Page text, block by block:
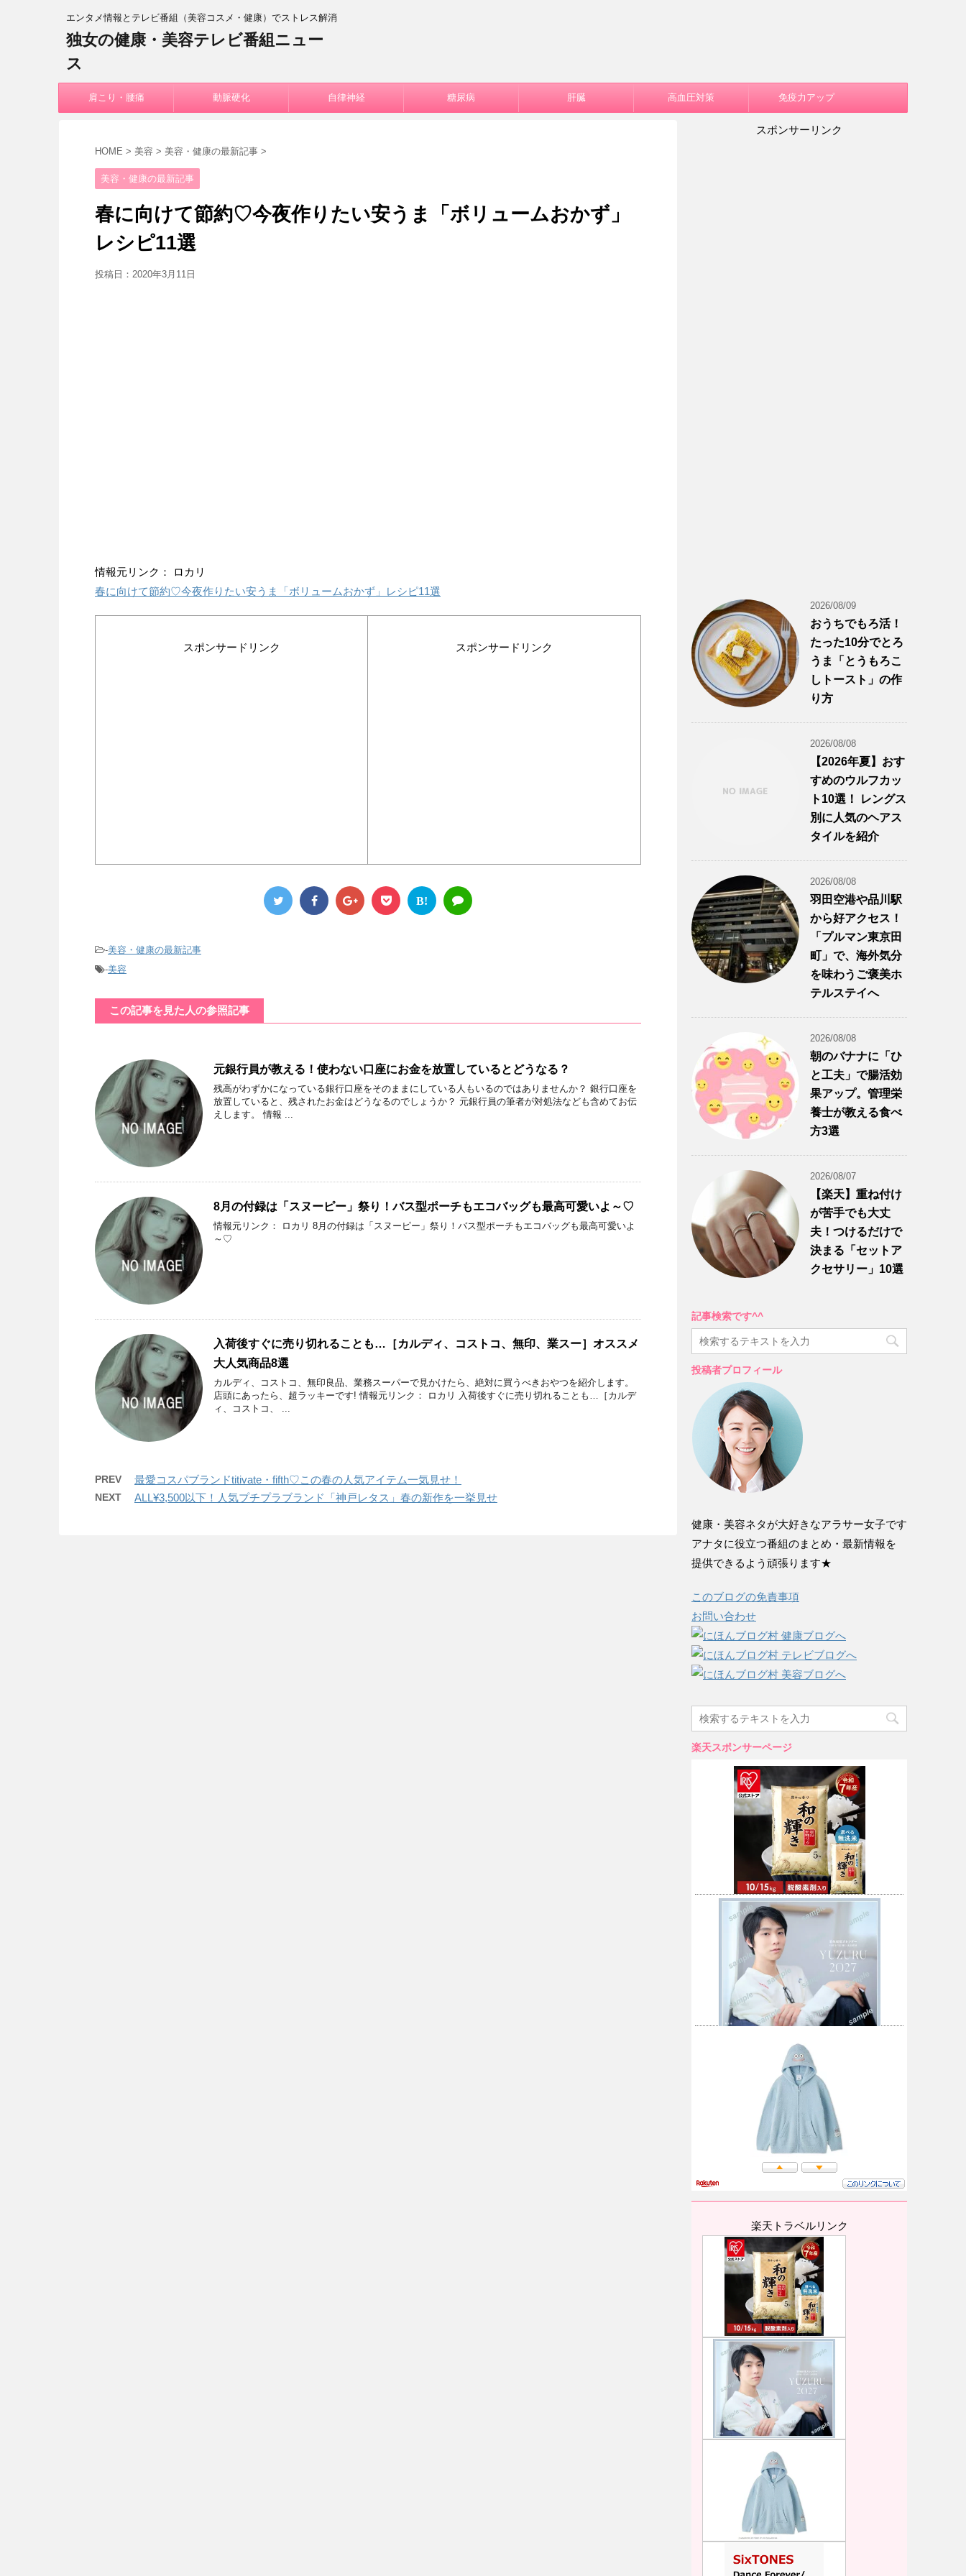
エンタメ情報とテレビ番組（美容コスメ・健康）でストレス解消
独女の健康・美容テレビ番組ニュー
ス
肩こり・腰痛 動脈硬化 自律神経 糖尿病 肝臓 高血圧対策 免疫力アップ
HOME > 美容 > 美容・健康の最新記事 >
美容・健康の最新記事
春に向けて節約♡今夜作りたい安うま「ボリュームおかず」
レシピ11選
投稿日： 2020年3月11日
情報元リンク： ロカリ
春に向けて節約♡今夜作りたい安うま「ボリュームおかず」レシピ11選
スポンサードリンク スポンサードリンク
B!
-美容・健康の最新記事
-美容
この記事を見た人の参照記事
元銀行員が教える！使わない口座にお金を放置しているとどうなる？
残高がわずかになっている銀行口座をそのままにしている人もいるのではありませんか？ 銀行口座を
放置していると、残されたお金はどうなるのでしょうか？ 元銀行員の筆者が対処法なども含めてお伝
えします。 情報 ...
8月の付録は「スヌーピー」祭り！バス型ポーチもエコバッグも最高可愛いよ～♡
情報元リンク： ロカリ 8月の付録は「スヌーピー」祭り！バス型ポーチもエコバッグも最高可愛いよ
～♡
入荷後すぐに売り切れることも…［カルディ、コストコ、無印、業スー］オススメ
大人気商品8選
カルディ、コストコ、無印良品、業務スーパーで見かけたら、絶対に買うべきおやつを紹介します。
店頭にあったら、超ラッキーです! 情報元リンク： ロカリ 入荷後すぐに売り切れることも…［カルデ
ィ、コストコ、 ...
PREV 最愛コスパブランドtitivate・fifth♡この春の人気アイテム一気見せ！
NEXT ALL¥3,500以下！人気プチプラブランド「神戸レタス」春の新作を一挙見せ
スポンサーリンク
2026/08/09
おうちでもろ活！
たった10分でとろ
うま「とうもろこ
しトースト」の作
り方
2026/08/08
【2026年夏】おす
すめのウルフカッ
ト10選！ レングス
別に人気のヘアス
タイルを紹介
2026/08/08
羽田空港や品川駅
から好アクセス！
「プルマン東京田
町」で、海外気分
を味わうご褒美ホ
テルステイへ
2026/08/08
朝のバナナに「ひ
と工夫」で腸活効
果アップ。管理栄
養士が教える食べ
方3選
2026/08/07
【楽天】重ね付け
が苦手でも大丈
夫！つけるだけで
決まる「セットア
クセサリー」10選
記事検索です^^
投稿者プロフィール
健康・美容ネタが大好きなアラサー女子です
アナタに役立つ番組のまとめ・最新情報を
提供できるよう頑張ります★
このブログの免責事項
お問い合わせ
楽天スポンサーページ
楽天トラベルリンク